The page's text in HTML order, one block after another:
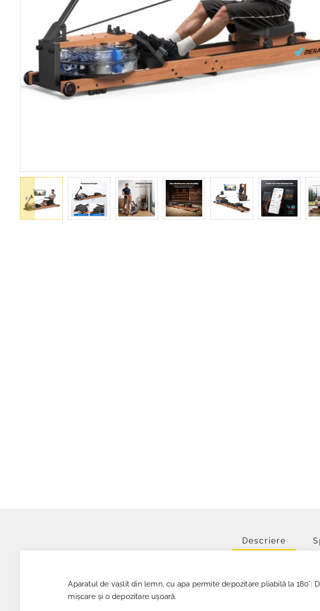
Descriere
Aparatul de vaslit din lemn, cu apa permite depozitare pliabilă la
mișcare și o depozitare ușoară.